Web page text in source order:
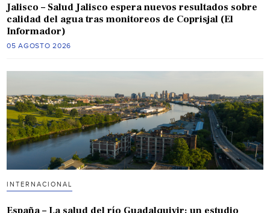
Jalisco – Salud Jalisco espera nuevos resultados sobre
calidad del agua tras monitoreos de Coprisjal (El
Informador)
05 AGOSTO 2026
INTERNACIONAL
España – La salud del río Guadalquivir: un estudio